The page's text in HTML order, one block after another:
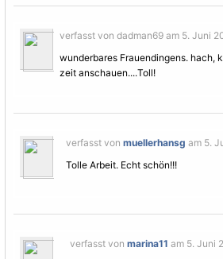
verfasst von dadman69 am 5. Juni
wunderbares Frauendingens. hach,
zeit anschauen....Toll!
verfasst von muellerhansg am 5.
Tolle Arbeit. Echt schön!!!
verfasst von marina11 am 5. Juni